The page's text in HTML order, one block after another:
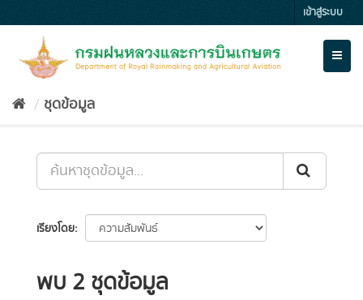
to
เข้าสู่ระบบ
ชุดข้อมูล
เรียงโดย
พบ 2 ชุดข้อมูล